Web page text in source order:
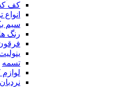
کف
سیم
رنگ
تسمه
نردبان